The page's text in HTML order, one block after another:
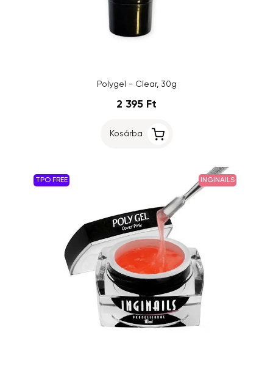
Polygel - Clear, 30g
2 395 Ft
Kosárba
TPO FREE INGINAILS